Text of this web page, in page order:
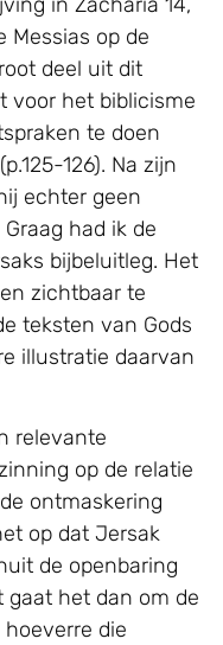
Messias op de
deel uit dit
voor het biblicisme
te doen
126). Na zijn
echter geen
had ik de
bijbeluitleg. Het
zichtbaar te
teksten van Gods
illustratie daarvan
relevante
op de relatie
ontmaskering
op dat Jersak
de openbaring
het dan om de
die